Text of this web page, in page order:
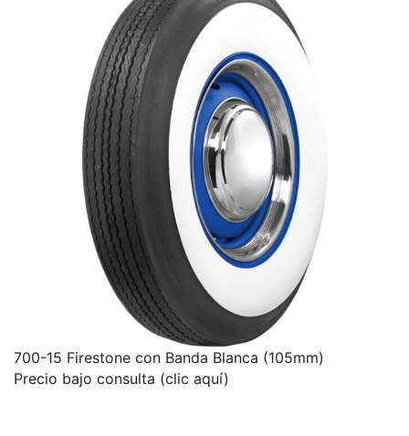
700-15 Firestone con Banda Blanca (105mm)
Precio bajo consulta (clic aquí)